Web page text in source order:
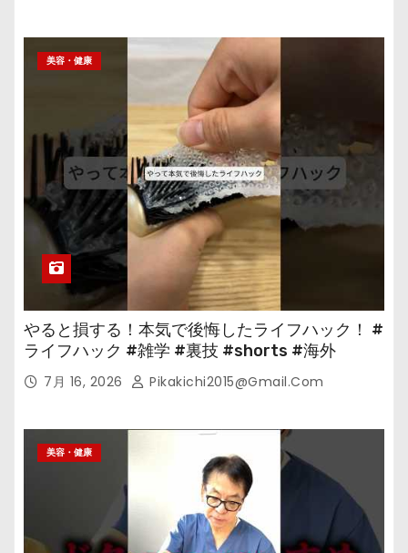
美容・健康
やると損する！本気で後悔したライフハック！ #
ライフハック #雑学 #裏技 #shorts #海外
7月 16, 2026 Pikakichi2015@gmail.com
美容・健康